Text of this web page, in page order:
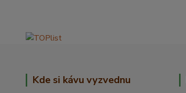
Kde si kávu vyzvednu